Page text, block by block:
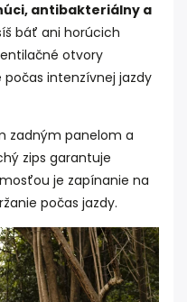
antibakteriálny a
báť ani horúcich
otvory
intenzívnej jazdy
zadným panelom a
zips garantuje
je zapínanie na
počas jazdy.